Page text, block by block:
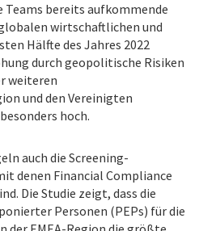
Teams bereits aufkommende
wirtschaftlichen und
Hälfte des Jahres 2022
durch geopolitische Risiken
weiteren
und den Vereinigten
hoch.
auch die Screening-
denen Financial Compliance
Die Studie zeigt, dass die
Personen (PEPs) für die